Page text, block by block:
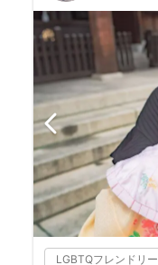
LGBTQフレンドリー